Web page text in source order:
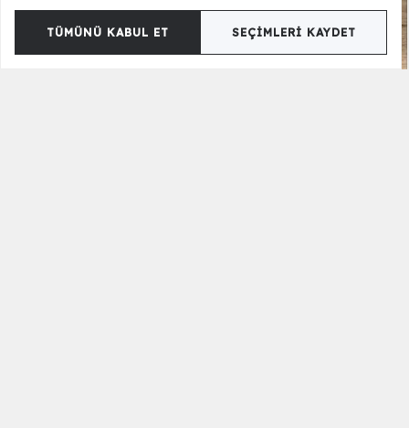
TÜMÜNÜ KABUL ET SEÇIMLERI KAYDET